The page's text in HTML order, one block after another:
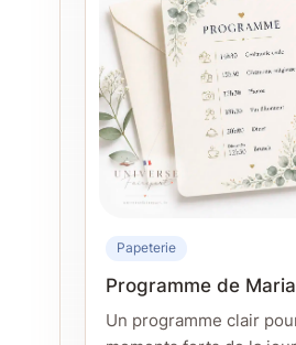
Papeterie
Programme de
Un programme clair